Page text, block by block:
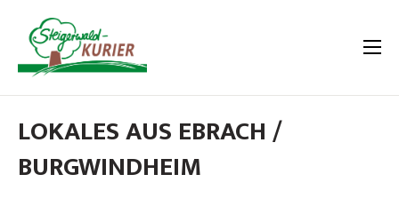
LOKALES AUS EBRACH /
BURGWINDHEIM